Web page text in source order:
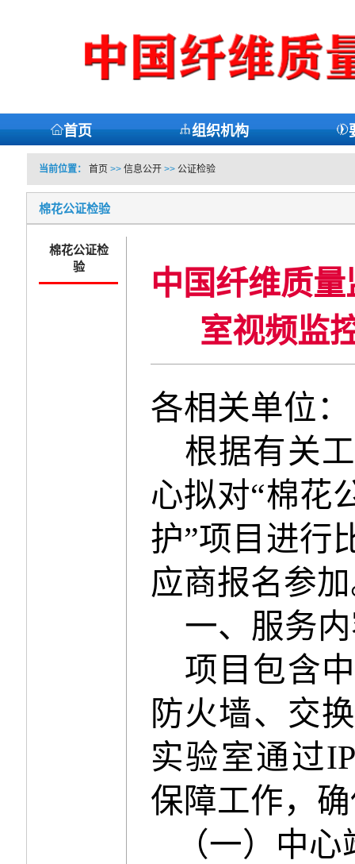
首页 组织机构
当前位置： 首页 >> 信息公开>> 公证检验
棉花公证检验
棉花公证检
验
中国纤维质
室视频监
各相关单位：
根据有关
心拟对“棉花
护”项目进行
应商报名参
一、 服务
项目包含
防火墙、交
实验室通过
保障工作，
（一） 中心